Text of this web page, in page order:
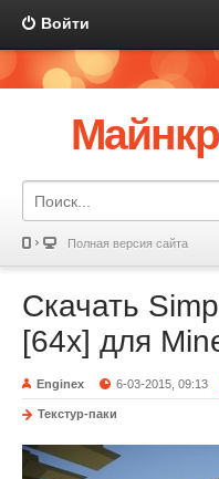
Войти
Полная версия сайта
Скачать
[64x] для
Enginex 6-03-2015, 09:13
Текстур-паки